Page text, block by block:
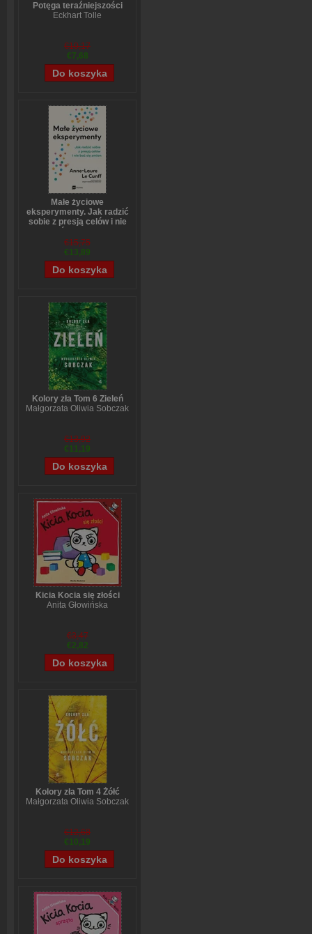
Potęga teraźniejszości
Eckhart Tolle
€10,17
€7,68
Małe życiowe
eksperymenty. Jak radzić
sobie z presją celów i nie
Anne-Laure LeCunff
€15,75
€13,89
Kolory zła Tom 6 Zieleń
Małgorzata Oliwia Sobczak
€13,92
€11,19
Kicia Kocia się złości
Anita Głowińska
€3,47
€2,82
Kolory zła Tom 4 Żółć
Małgorzata Oliwia Sobczak
€12,68
€10,19